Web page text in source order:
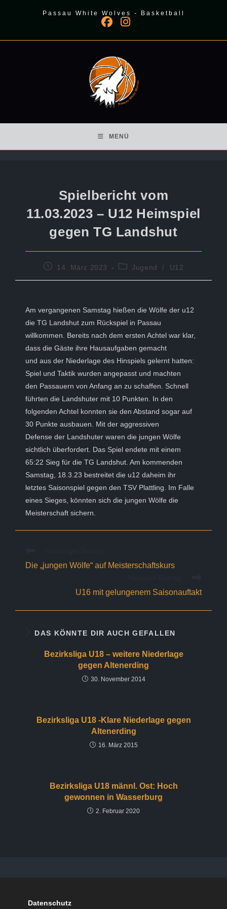
Passau White Wolves - Basketball
MENÜ
Spielbericht vom
11.03.2023 – U12 Heimspiel
gegen TG Landshut
Beitrag14. März 2023
Beitrags-
Jugend / U12
Am vergangenen Samstag hießen die Wölfe der u12
die TG Landshut zum Rückspiel in Passau
willkommen. Bereits nach dem ersten Achtel war klar,
dass die Gäste ihre Hausaufgaben gemacht
und aus der Niederlage des Hinspiels gelernt hatten:
Spiel und Taktik wurden angepasst und machten
den Passauern von Anfang an zu schaffen. Schnell
führten die Landshuter mit 10 Punkten. In den
folgenden Achtel konnten sie den Abstand sogar auf
30 Punkte ausbauen. Mit der aggressiven
Defense der Landshuter waren die jungen Wölfe
sichtlich überfordert. Das Spiel endete mit einem
65:22 Sieg für die TG Landshut. Am kommenden
Samstag, 18.3.23 bestreitet die u12 daheim ihr
letztes Saisonspiel gegen den TSV Plattling. Im Falle
eines Sieges, könnten sich die jungen Wölfe die
Meisterschaft sichern.
ansehen
Die „jungen Wölfe“ auf Meisterschaftskurs
U16 mit gelungenem Saisonauftakt
DAS KÖNNTE DIR AUCH GEFALLEN
Bezirksliga U18 – weitere Niederlage
gegen Altenerding
30. November 2014
Bezirksliga U18 -Klare Niederlage gegen
Altenerding
16. März 2015
Bezirksliga U18 männl. Ost: Hoch
gewonnen in Wasserburg
2. Februar 2020
Datenschutz